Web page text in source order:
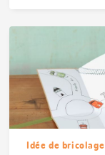
Idée de bricolage